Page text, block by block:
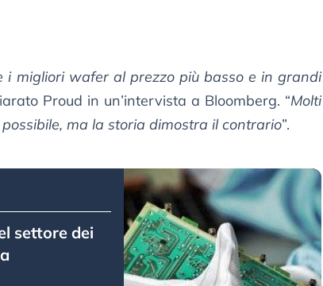
i migliori wafer al prezzo più basso e in grandi
Proud in un’intervista a Bloomberg. “Molti
ma la storia dimostra il contrario”.
settore dei